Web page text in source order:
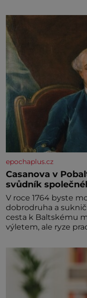
epochaplus.cz
Casanova v
svůdník
V roce 1764 byste
dobrodruha a
cesta k Baltskému
výletem, ale ryze
procházel uličkami
kontaktoval tamní
oblasti žádným